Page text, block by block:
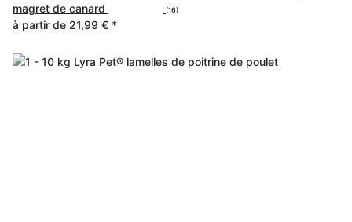
magret de canard
(16)
à partir de 21,99 € *